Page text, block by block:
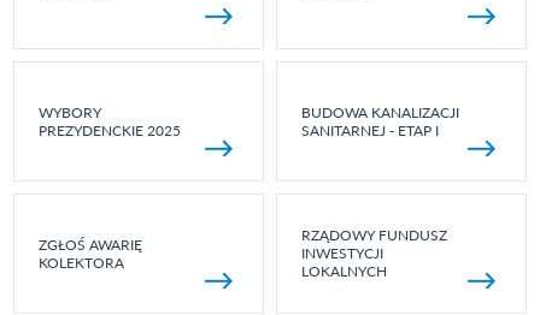
WYBORY
PREZYDENCKIE 2025
BUDOWA KANALIZACJI
SANITARNEJ - ETAP I
ZGŁOŚ AWARIĘ
KOLEKTORA
RZĄDOWY FUNDUSZ
INWESTYCJI
LOKALNYCH